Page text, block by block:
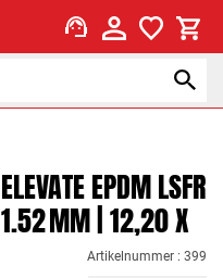
support_agent
ELEVATE EPDM LSFR
1.52 MM | 12,20 X
Artikelnummer : 399